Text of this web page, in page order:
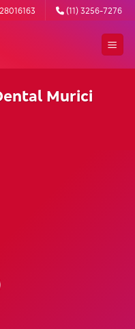
(11) 3256-7276
Murici